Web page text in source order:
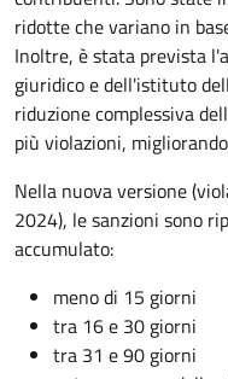
ridotte che variano in
Inoltre, è stata prevista
giuridico e dell'istituto
riduzione complessiva
più violazioni,
Nella nuova versione
2024), le sanzioni sono
accumulato:
meno di 15 giorni
tra 16 e 30 giorni
tra 31 e 90 giorni